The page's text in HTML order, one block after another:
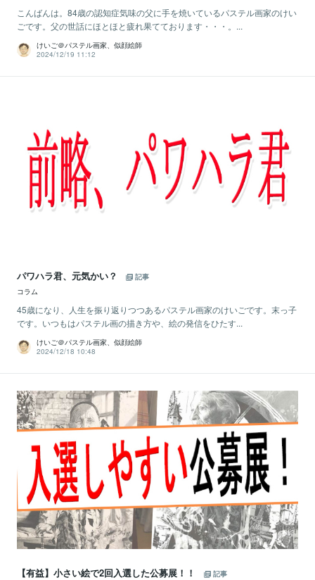
こんばんは。84歳の認知症気味の父に手を焼いているパステル画家のけい
ごです。父の世話にほとほと疲れ果てております・・・。...
けいご＠パステル画家、似顔絵師
2024/12/19 11:12
パワハラ君、元気かい？
記事
コラム
45歳になり、人生を振り返りつつあるパステル画家のけいごです。末っ子
です。いつもはパステル画の描き方や、絵の発信をひたす...
けいご＠パステル画家、似顔絵師
2024/12/18 10:48
【有益】小さい絵で2回入選した公募展！！
記事